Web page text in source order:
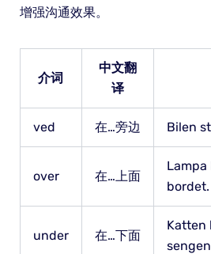
增强沟通效果。
介词
中文翻
译
ved 在…旁边 Bilen
over 在…上面
bordet.
under 在…下面
Katten